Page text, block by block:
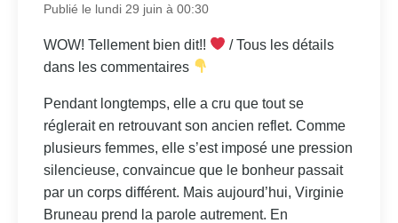
Publié le lundi 29 juin à 00:30
WOW! Tellement bien dit!!
/ Tous les détails
dans les commentaires
Pendant longtemps, elle a cru que tout se
réglerait en retrouvant son ancien reflet. Comme
plusieurs femmes, elle s’est imposé une pression
silencieuse, convaincue que le bonheur passait
par un corps différent. Mais aujourd’hui, Virginie
Bruneau prend la parole autrement. En